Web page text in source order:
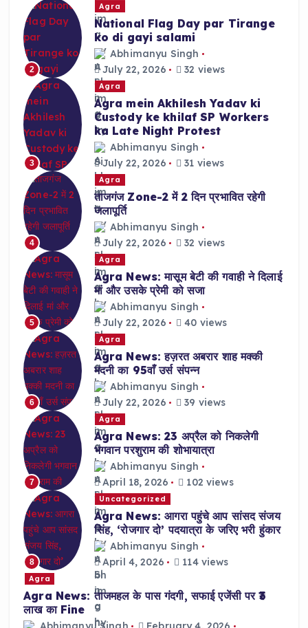
2
Agra
National Flag Day par Tirange
ko di gayi salami
Abhimanyu Singh
July 22, 2026
32 views
3
Agra
Agra mein Akhilesh Yadav ki
Custody ke khilaf SP Workers
ka Late Night Protest
Abhimanyu Singh
July 22, 2026
31 views
4
Agra
ताजगंज Zone-2 में 2 दिन प्रभावित रहेगी
जलापूर्ति
Abhimanyu Singh
July 22, 2026
32 views
5
Agra
Agra News: मासूम बेटी की गवाही ने दिलाई
मां और उसके प्रेमी को सजा
Abhimanyu Singh
July 22, 2026
40 views
6
Agra
Agra News: हज़रत अबरार शाह मक्की
मदनी का 95वाँ उर्स संपन्न
Abhimanyu Singh
July 22, 2026
39 views
7
Agra
Agra News: 23 अप्रैल को निकलेगी
भगवान परशुराम की शोभायात्रा
Abhimanyu Singh
April 18, 2026
102 views
8
Uncategorized
Agra News: आगरा पहुंचे आप सांसद संजय
सिंह, ‘रोजगार दो’ पदयात्रा के जरिए भरी हुंकार
Abhimanyu Singh
April 4, 2026
114 views
Agra
Agra News: ताजमहल के पास गंदगी, सफाई एजेंसी पर ₹3
लाख का Fine